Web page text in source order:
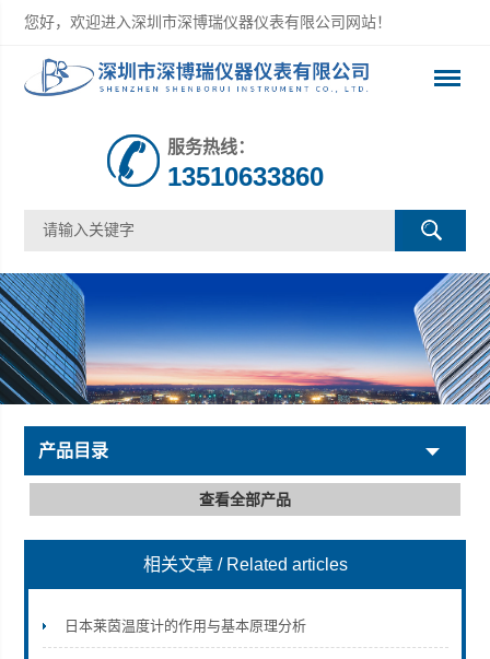
您好，欢迎进入深圳市深博瑞仪器仪表有限公司网站！
深圳市深博瑞仪器仪表有限公司
服务热线：
13510633860
产品目录
查看全部产品
相关文章 / Related articles
日本莱茵温度计的作用与基本原理分析